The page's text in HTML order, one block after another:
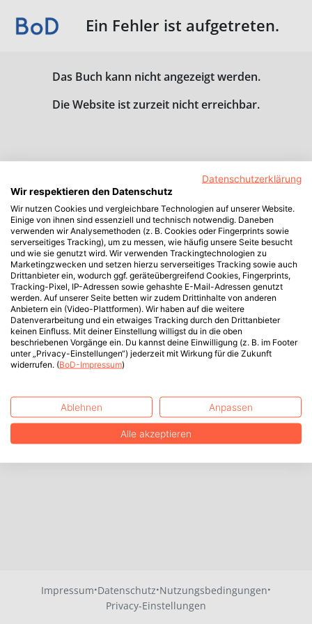
Ein Fehler ist aufgetreten.
Das Buch kann nicht angezeigt werden.
Die Website ist zurzeit nicht erreichbar.
Impressum·Datenschutz·Nutzungsbedingungen·
Privacy-Einstellungen
Datenschutzerklärung
Wir respektieren den Datenschutz
Wir nutzen Cookies und vergleichbare Technologien auf unserer Website.
Einige von ihnen sind essenziell und technisch notwendig. Daneben
verwenden wir Analysemethoden (z. B. Cookies oder Fingerprints sowie
serverseitiges Tracking), um zu messen, wie häufig unsere Seite besucht
und wie sie genutzt wird. Wir verwenden Trackingtechnologien zu
Marketingzwecken und setzen hierzu serverseitiges Tracking sowie auch
Drittanbieter ein, wodurch ggf. geräteübergreifend Cookies, Fingerprints,
Tracking-Pixel, IP-Adressen sowie gehashte E-Mail-Adressen genutzt
werden. Auf unserer Seite betten wir zudem Drittinhalte von anderen
Anbietern ein (Video-Plattformen). Wir haben auf die weitere
Datenverarbeitung und ein etwaiges Tracking durch den Drittanbieter
keinen Einfluss. Mit deiner Einstellung willigst du in die oben
beschriebenen Vorgänge ein. Du kannst deine Einwilligung (z. B. im Footer
unter „Privacy-Einstellungen“) jederzeit mit Wirkung für die Zukunft
widerrufen. (BoD-Impressum)
Ablehnen Anpassen
Alle akzeptieren